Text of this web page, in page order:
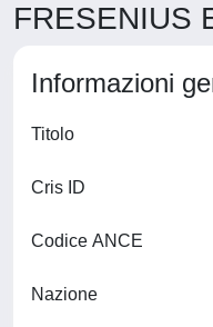
FRESENIUS
Informazioni
Titolo
Cris ID
Codice ANCE
Nazione